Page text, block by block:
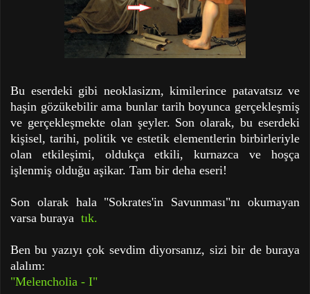
Bu eserdeki gibi neoklasizm, kimilerince patavatsız ve
haşin gözükebilir ama bunlar tarih boyunca gerçekleşmiş
ve gerçekleşmekte olan şeyler. Son olarak, bu eserdeki
kişisel, tarihi, politik ve estetik elementlerin birbirleriyle
olan etkileşimi, oldukça etkili, kurnazca ve hoşça
işlenmiş olduğu aşikar. Tam bir deha eseri!
Son olarak hala "Sokrates'in Savunması"nı okumayan
varsa buraya tık.
Ben bu yazıyı çok sevdim diyorsanız, sizi bir de buraya
alalım:
"Melencholia - I"